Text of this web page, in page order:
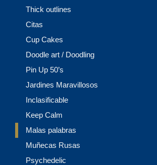
Thick outlines
Citas
Cup Cakes
Doodle art / Doodling
Pin Up 50’s
Jardines Maravillosos
Inclasificable
Keep Calm
Malas palabras
Muñecas Rusas
Psychedelic